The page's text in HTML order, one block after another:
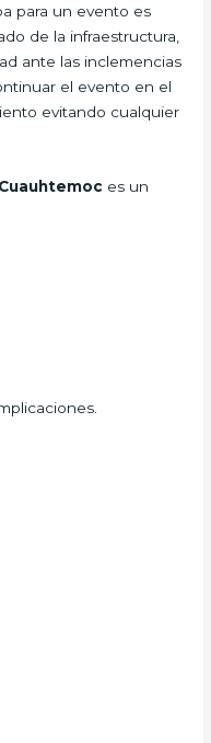
para un evento es
de la infraestructura,
ante las inclemencias
el evento en el
evitando cualquier
es un